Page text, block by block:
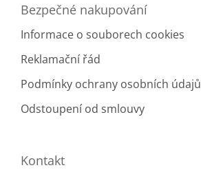
Bezpečné nakupování
Informace o souborech cookies
Reklamační řád
Podmínky ochrany osobních údajů
Odstoupení od smlouvy
Kontakt